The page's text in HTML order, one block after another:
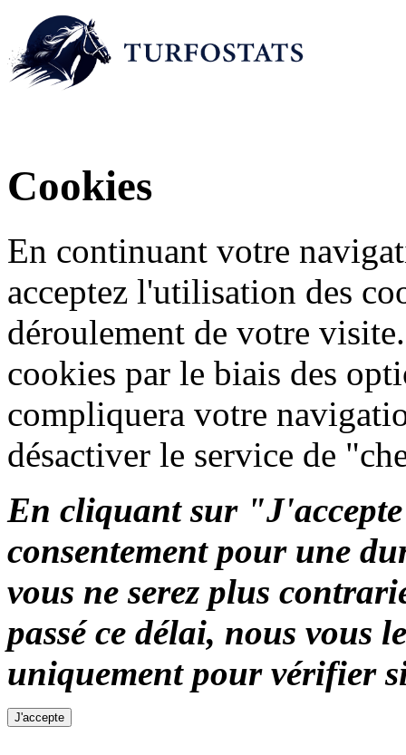
Cookies
En continuant votre
acceptez l'utilisation des
déroulement de votre
cookies par le biais des
compliquera votre
désactiver le service de
En cliquant sur
consentement pour une
vous ne serez plus
passé ce délai, nous vous
uniquement pour vérifier